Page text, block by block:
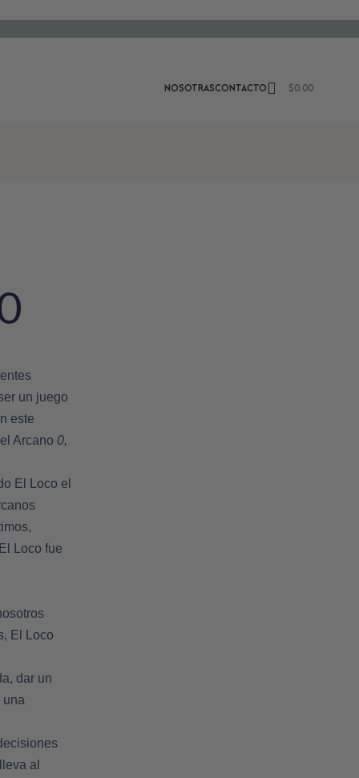
NOSOTRASCONTACTO $0.00
un juego
este
Arcano 0,
El Loco el
Loco fue
El Loco
dar un
una
al